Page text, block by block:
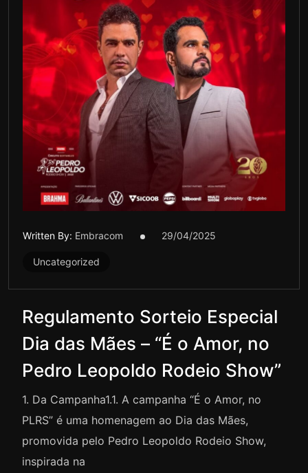
Written By: Embracom 29/04/2025
Uncategorized
Regulamento Sorteio Especial
Dia das Mães – “É o Amor, no
Pedro Leopoldo Rodeio Show”
1.⁠ ⁠Da Campanha1.1. A campanha “É o Amor, no
PLRS” é uma homenagem ao Dia das Mães,
promovida pelo Pedro Leopoldo Rodeio Show,
inspirada na